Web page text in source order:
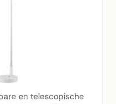
en telescopische